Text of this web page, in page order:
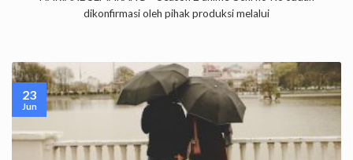
dikonfirmasi oleh pihak produksi melalui
23
Jun